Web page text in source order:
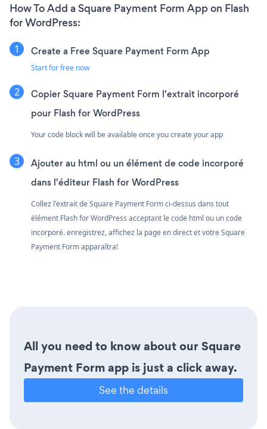
How To Add a Square Payment Form App on Flash
for WordPress:
Create a Free Square Payment Form App
Start for free now
Copier Square Payment Form l'extrait incorporé
pour Flash for WordPress
Your code block will be available once you create your app
Ajouter au html ou un élément de code incorporé
dans l'éditeur Flash for WordPress
Collez l'extrait de Square Payment Form ci-dessus dans tout
élément Flash for WordPress acceptant le code html ou un code
incorporé. enregistrez, affichez la page en direct et votre Square
Payment Form apparaîtra!
All you need to know about our Square
Payment Form app is just a click away.
See the details